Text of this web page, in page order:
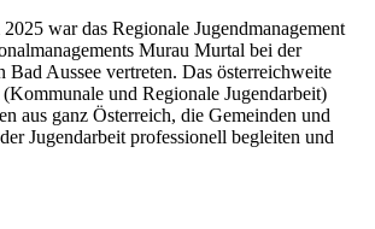
war das Regionale Jugendmanagement
Murau Murtal bei der
Aussee vertreten. Das österreichweite
und Regionale Jugendarbeit)
aus ganz Österreich, die Gemeinden und
Jugendarbeit professionell begleiten und